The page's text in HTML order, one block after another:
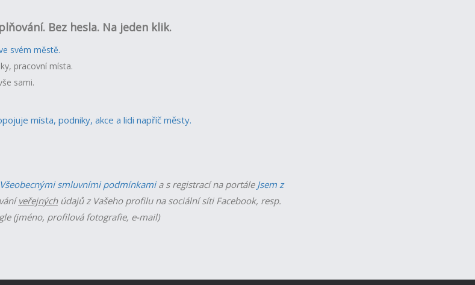
Bez hesla. Na jeden klik.
svém městě.
pracovní místa.
sami.
místa, podniky, akce a lidi napříč městy.
Všeobecnými smluvními podmínkamia s registrací na portále Jsem z
veřejnýchúdajů z Vašeho profilu na sociální síti Facebook, resp.
(jméno, profilová fotografie, e-mail)